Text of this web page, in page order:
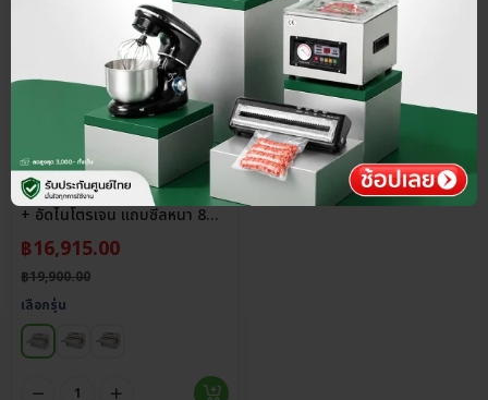
ประกันศูนย์ไทย
ส่วนลด 15%
เครื่องซีลสูญญากาศ รุ่น VC99 /
VC100 รองรับการซีลสุญญากาศ
+ อัดไนโตรเจน แถบซีลหนา 8
฿16,915.00
฿19,900.00
เลือกรุ่น